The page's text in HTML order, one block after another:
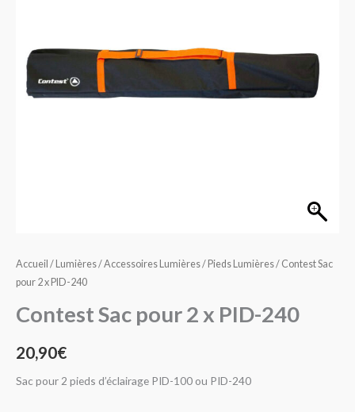
Accueil / Lumières/Accessoires Lumières/ Pieds Lumières/ Contest Sac
pour 2 x PID-240
Contest Sac pour 2 x PID-240
20,90€
Sac pour 2 pieds d’éclairage PID-100 ou PID-240
PID-